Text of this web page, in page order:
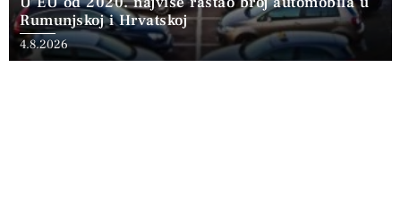
Rumunjskoj i Hrvatskoj
4.8.2026